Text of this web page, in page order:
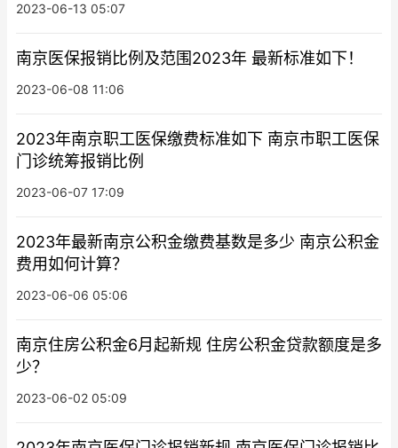
2023-06-13 05:07
南京医保报销比例及范围2023年 最新标准如下！
2023-06-08 11:06
2023年南京职工医保缴费标准如下 南京市职工医保
门诊统筹报销比例
2023-06-07 17:09
2023年最新南京公积金缴费基数是多少 南京公积金
费用如何计算？
2023-06-06 05:06
南京住房公积金6月起新规 住房公积金贷款额度是多
少？
2023-06-02 05:09